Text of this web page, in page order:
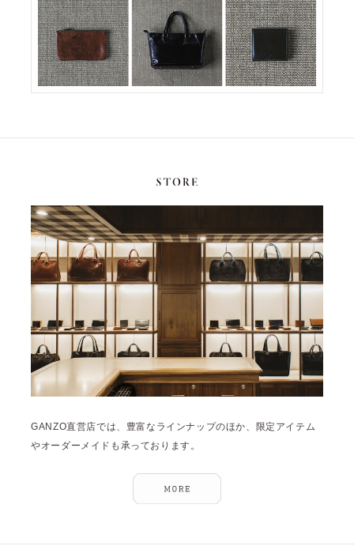
GANZO直営店では、豊富なラインナップのほか、限定アイテム
やオーダーメイドも承っております。